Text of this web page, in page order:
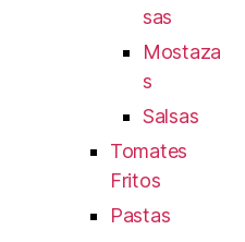
sas
Mostaza
s
Salsas
Tomates
Fritos
Pastas